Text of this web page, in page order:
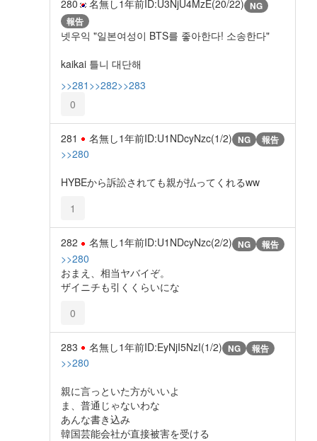
280 名無し1年前 ID:U3NjU4MzE(20/22) NG
報告
넷우익 "일본여성이 BTS를 좋아한다! 소송한다"
kaikai 틀니 대단해
>>281 >>282>>283
0
281 名無し1年前ID:U1NDcyNzc(1/2) NG 報告
>>280
HYBEから訴訟されても親が払ってくれるww
1
282 名無し1年前ID:U1NDcyNzc(2/2) NG 報告
>>280
おまえ、相当ヤバイぞ。
ザイニチも引くくらいにな
0
283 名無し1年前ID:EyNjI5NzI(1/2) NG 報告
>>280
親に言っといた方がいいよ
ま、普通じゃないわな
あんな書き込み
韓国芸能会社が直接被害を受ける